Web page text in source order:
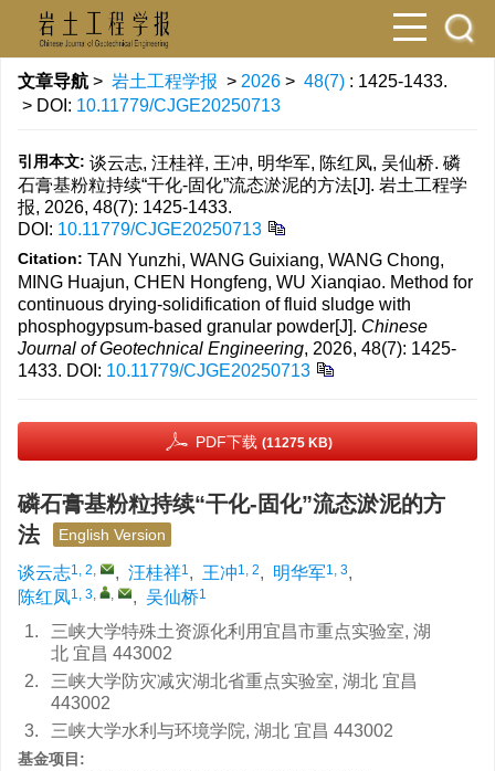
文章导航 > 岩土工程学报 > 2026 > 48(7) : 1425-1433.
> DOI: 10.11779/CJGE20250713
引用本文: 谈云志, 汪桂祥, 王冲, 明华军, 陈红凤, 吴仙桥. 磷
石膏基粉粒持续“干化-固化”流态淤泥的方法[J]. 岩土工程学
报, 2026, 48(7): 1425-1433.
DOI: 10.11779/CJGE20250713
Citation: TAN Yunzhi, WANG Guixiang, WANG Chong,
MING Huajun, CHEN Hongfeng, WU Xianqiao. Method for
continuous drying-solidification of fluid sludge with
phosphogypsum-based granular powder[J]. Chinese
Journal of Geotechnical Engineering, 2026, 48(7): 1425-
1433. DOI: 10.11779/CJGE20250713
PDF下载 (11275 KB)
磷石膏基粉粒持续“干化-固化”流态淤泥的方
法
English Version
谈云志1, 2, , 汪桂祥1, 王冲1, 2, 明华军1, 3,
陈红凤1, 3, , , 吴仙桥1
1.
三峡大学特殊土资源化利用宜昌市重点实验室, 湖
北 宜昌 443002
2.
三峡大学防灾减灾湖北省重点实验室, 湖北 宜昌
443002
3.
三峡大学水利与环境学院, 湖北 宜昌 443002
基金项目: